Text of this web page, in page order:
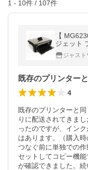
1 - 10件 / 107件
【
ジェット
ジャス
4
既存のプリンターと
りに配送されてきま
ったのですが、イン
はあります。（購入
つなぐ前に単独での
セットしてコピー機
が確認できました。